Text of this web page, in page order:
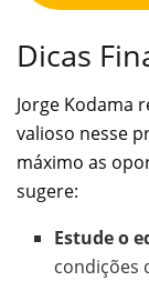
Dicas
Jorge Kodama
valioso nesse
máximo as
sugere:
Estude o
condições